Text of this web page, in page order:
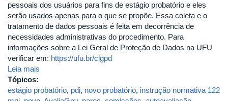
pessoais dos usuários para fins de estágio probatório e eles
serão usados apenas para o que se propõe. Essa coleta e o
tratamento de dados pessoais é feita em decorrência de
necessidades administrativas do procedimento. Para
informações sobre a Lei Geral de Proteção de Dados na UFU
verificar em: https://ufu.br/clgpd
Leia mais
Tópicos:
estágio probatório, pdi, novo probatório, instrução normativa 122